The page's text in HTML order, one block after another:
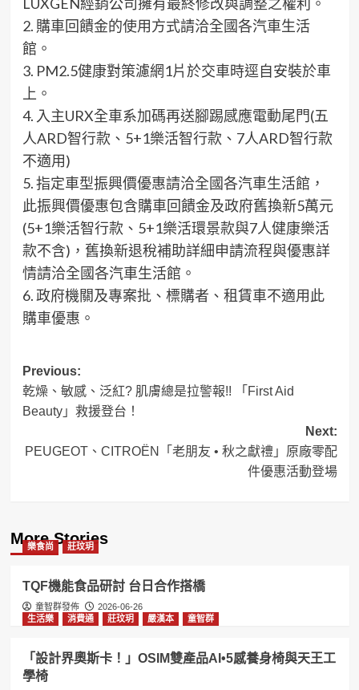
2. 購車回饋金的使用方式請洽全國各汽車生活
館。
3. PM2.5健康對策濾網1片於交車時逕自安裝於車
上。
4. 入主URX全車系加碼再送腳踢感應電動尾門(五
人ARD智行款、 5+1樂活智行款、 7人ARD智行款
不適用)
5.指定車型振興價優惠請洽全國各汽車生活館，
此振興價優惠包含購車回饋金及政府舊換新5萬元
(5+1樂活智行款、 5+1樂活環景款與7人健康樂活
款不含) ，舊換新退稅補助詳細申請流程與優惠詳
情請洽全國各汽車生活館。
6.政府機關及專案批、標購者、租賃車不適用此
購車優惠。
Post
navigation
Previous:
乾燥、敏感、泛紅? 肌膚總是拉警報!! 「First Aid
Beauty」救援登台！
Next:
PEUGEOT、CITROËN「老朋友 • 秋之獻禮」原廠零配
件優惠活動登場
More Stories
樂食尚 莊玟玥
TQF機能食品研討 台日合作搭橋
童智群發佈
2026-06-26
生活樂
消費通 莊玟玥 嚴漢本 童智群
「設計界奧斯卡！」OSIM雙產品AI•5感養身椅與天王工
學椅